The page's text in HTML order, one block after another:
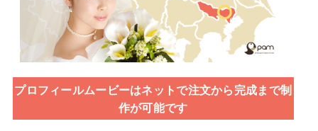
プロフィールムービーはネットで注文から完成まで制
作が可能です